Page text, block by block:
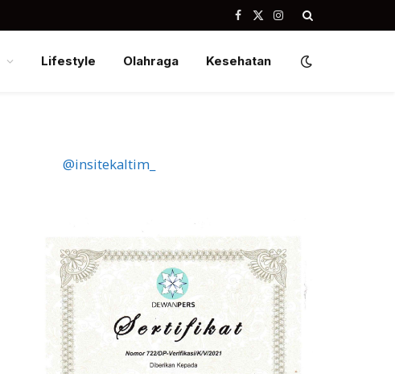
Facebook
X
Instagram
Lifestyle Olahraga Kesehatan
@insitekaltim_